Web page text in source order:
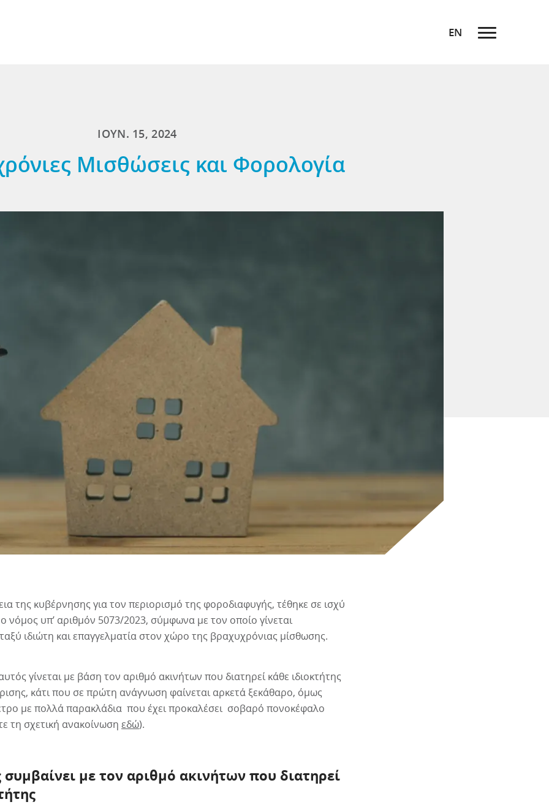
EN
ΙΟΥΝ. 15, 2024
Μισθώσεις και Φορολογία
της κυβέρνησης για τον περιορισμό της φοροδιαφυγής, τέθηκε σε ισχύ
νόμος υπ’ αριθμόν 5073/2023, σύμφωνα με τον οποίο γίνεται
ιδιώτη και επαγγελματία στον χώρο της βραχυχρόνιας μίσθωσης.
γίνεται με βάση τον αριθμό ακινήτων που διατηρεί κάθε ιδιοκτήτης
κάτι που σε πρώτη ανάγνωση φαίνεται αρκετά ξεκάθαρο, όμως
με πολλά παρακλάδια που έχει προκαλέσει σοβαρό πονοκέφαλο
τη σχετική ανακοίνωση εδώ).
συμβαίνει με τον αριθμό ακινήτων που διατηρεί